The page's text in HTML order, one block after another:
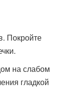
Покройте
на слабом
гладкой